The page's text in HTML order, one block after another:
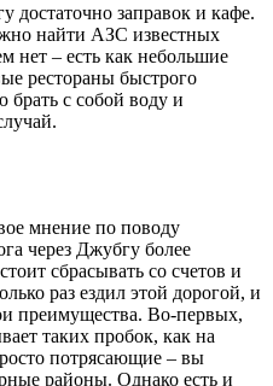
достаточно заправок и кафе.
найти АЗС известных
нет – есть как небольшие
рестораны быстрого
с собой воду и
мнение по поводу
через Джубгу более
сбрасывать со счетов и
раз ездил этой дорогой, и
преимущества. Во-первых,
таких пробок, как на
потрясающие – вы
районы. Однако есть и